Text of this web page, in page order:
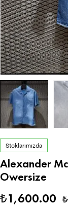
Stoklarımızda
Alexander
Owersize
₺
₺1,600.00